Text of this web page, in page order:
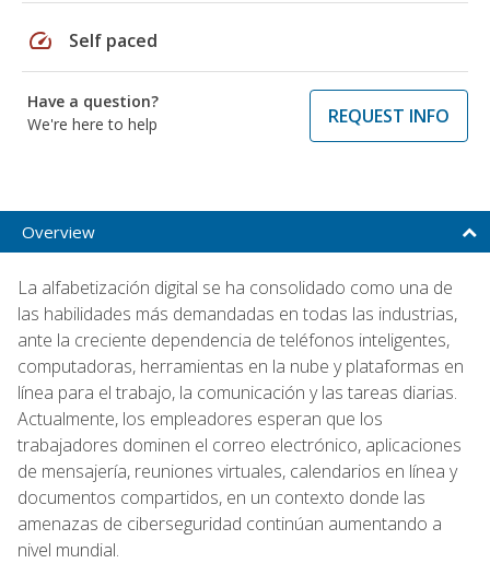
speed Self paced
Have a question?
We're here to help
REQUEST INFO
Overview
La alfabetización digital se ha consolidado como una de
las habilidades más demandadas en todas las industrias,
ante la creciente dependencia de teléfonos inteligentes,
computadoras, herramientas en la nube y plataformas en
línea para el trabajo, la comunicación y las tareas diarias.
Actualmente, los empleadores esperan que los
trabajadores dominen el correo electrónico, aplicaciones
de mensajería, reuniones virtuales, calendarios en línea y
documentos compartidos, en un contexto donde las
amenazas de ciberseguridad continúan aumentando a
nivel mundial.